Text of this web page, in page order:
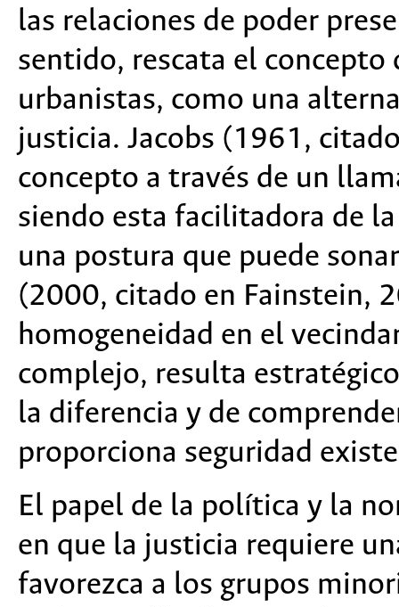
las relaciones de poder
sentido, rescata el
urbanistas, como una
justicia. Jacobs (1961,
concepto a través de un
siendo esta facilitadora de
una postura que puede
(2000, citado en Fainstein,
homogeneidad en el
complejo, resulta
la diferencia y de
proporciona seguridad
El papel de la política y la
en que la justicia requiere
favorezca a los grupos